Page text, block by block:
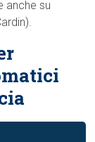
anche su